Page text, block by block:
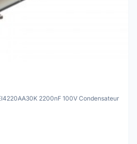
2200nF 100V Condensateur